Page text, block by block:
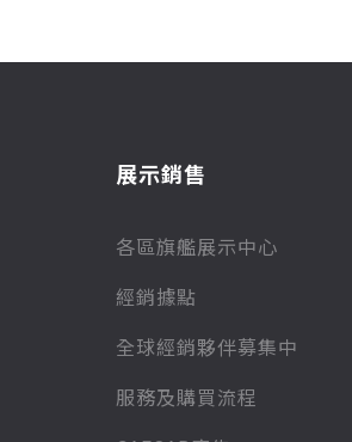
展示銷售
各區旗艦展示中心
經銷據點
全球經銷夥伴募集中
服務及購買流程